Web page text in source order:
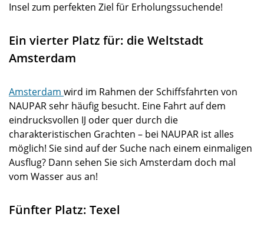
Insel zum perfekten Ziel für Erholungssuchende!
Ein vierter Platz für: die Weltstadt
Amsterdam
Amsterdam wird im Rahmen der Schiffsfahrten von
NAUPAR sehr häufig besucht. Eine Fahrt auf dem
eindrucksvollen IJ oder quer durch die
charakteristischen Grachten – bei NAUPAR ist alles
möglich! Sie sind auf der Suche nach einem einmaligen
Ausflug? Dann sehen Sie sich Amsterdam doch mal
vom Wasser aus an!
Fünfter Platz: Texel